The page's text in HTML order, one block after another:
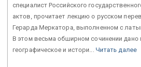
специалист Российского
актов, прочитает лекцию о русском
Герарда Меркатора, выполненном с
В этом весьма обширном сочинении дано
географическое и истори... Читать далее